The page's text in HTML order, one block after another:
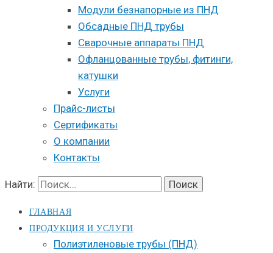
Модули безнапорные из ПНД
Обсадные ПНД трубы
Сварочные аппараты ПНД
Офланцованные трубы, фитинги,
катушки
Услуги
Прайс-листы
Сертификаты
О компании
Контакты
Найти:
ГЛАВНАЯ
ПРОДУКЦИЯ И УСЛУГИ
Полиэтиленовые трубы (ПНД)